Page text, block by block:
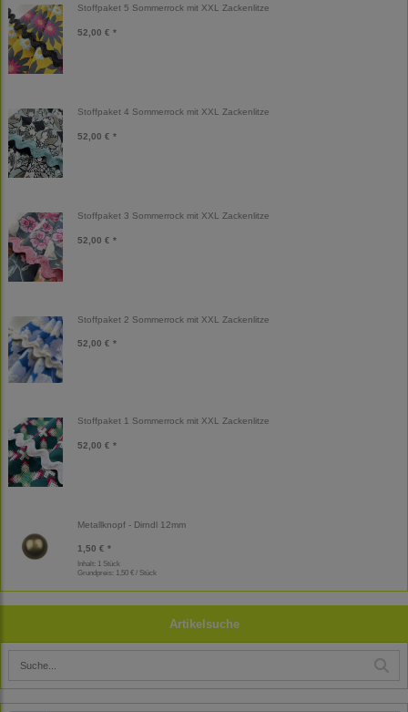
Stoffpaket 5 Sommerrock mit XXL Zackenlitze
52,00 € *
Stoffpaket 4 Sommerrock mit XXL Zackenlitze
52,00 € *
Stoffpaket 3 Sommerrock mit XXL Zackenlitze
52,00 € *
Stoffpaket 2 Sommerrock mit XXL Zackenlitze
52,00 € *
Stoffpaket 1 Sommerrock mit XXL Zackenlitze
52,00 € *
Metallknopf - Dirndl 12mm
1,50 € *
Inhalt: 1 Stück
Grundpreis: 1,50 € / Stück
Artikelsuche